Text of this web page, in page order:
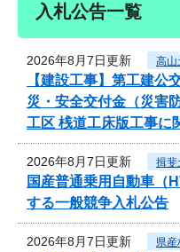
入札公告一覧
2026年8月7日更新 高山
【建設工事】第工建公
災・安全交付金（災害
工区 桟道工床版工事に
2026年8月7日更新 揖斐
国産普通乗用自動車（
する一般競争入札公告
2026年8月7日更新 県